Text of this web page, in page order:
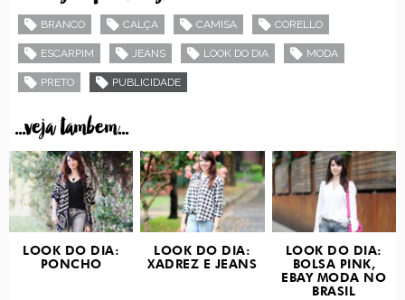
BRANCO CALÇA CAMISA CORELLO
ESCARPIM JEANS LOOK DO DIA MODA
PRETO PUBLICIDADE
...veja tambem...
LOOK DO DIA:
PONCHO
LOOK DO DIA:
XADREZ E JEANS
LOOK DO DIA:
BOLSA PINK,
EBAY MODA NO
BRASIL